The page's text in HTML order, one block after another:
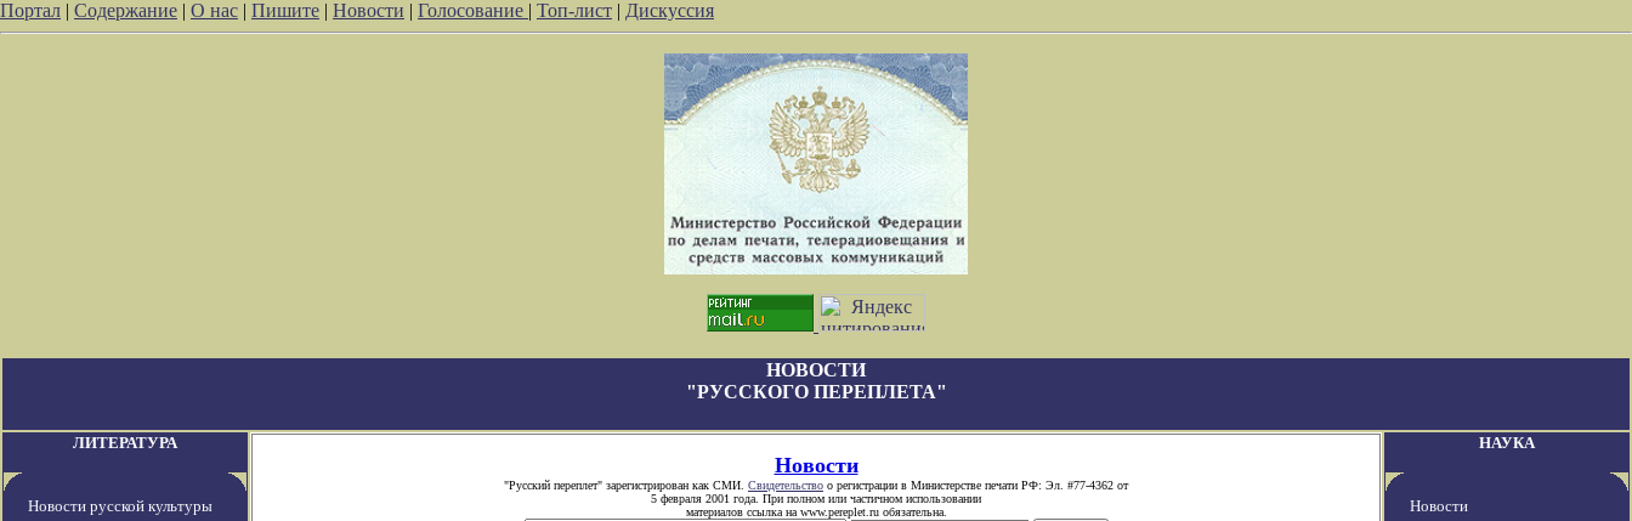
Портал | Содержание | О нас | Пишите | Новости | Голосование | Топ-лист | Дискуссия
НОВОСТИ
"РУССКОГО ПЕРЕПЛЕТА"
ЛИТЕРАТУРА
Новости русской культуры
Новости
"Русский переплет" зарегистрирован как СМИ. Свидетельство о регистрации в Министерстве печати РФ: Эл. #77-4362 от
5 февраля 2001 года. При полном или частичном использовании
материалов ссылка на www.pereplet.ru обязательна.
НАУКА
Новости